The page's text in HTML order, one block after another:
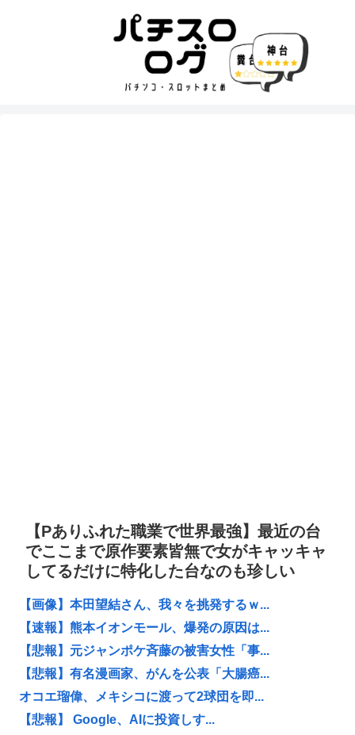
【Pありふれた職業で世界最強】最近の台
でここまで原作要素皆無で女がキャッキャ
してるだけに特化した台なのも珍しい
【画像】本田望結さん、我々を挑発するｗ...
【速報】熊本イオンモール、爆発の原因は...
【悲報】元ジャンポケ斉藤の被害女性「事...
【悲報】有名漫画家、がんを公表「大腸癌...
オコエ瑠偉、メキシコに渡って2球団を即...
【悲報】 Google、AIに投資しす...